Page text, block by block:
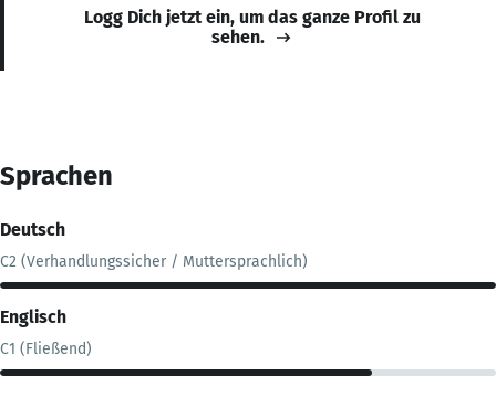
Logg Dich jetzt ein, um das ganze Profil zu
sehen.
Sprachen
Deutsch
C2 (Verhandlungssicher / Muttersprachlich)
Englisch
C1 (Fließend)